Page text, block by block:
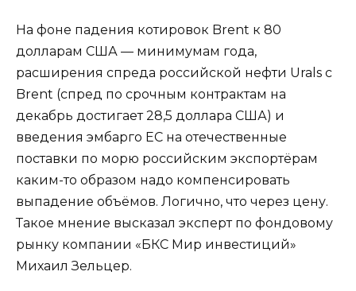
На фоне падения котировок Brent к 80
долларам США — минимумам года,
расширения спреда российской нефти Urals с
Brent (спред по срочным контрактам на
декабрь достигает 28,5 доллара США) и
введения эмбарго ЕС на отечественные
поставки по морю российским экспортёрам
каким-то образом надо компенсировать
выпадение объёмов. Логично, что через цену.
Такое мнение высказал эксперт по фондовому
рынку компании «БКС Мир инвестиций»
Михаил Зельцер.